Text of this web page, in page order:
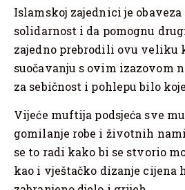
Islamskoj zajednici je obaveza
solidarnost i da pomognu
zajedno prebrodili ovu veliku
suočavanju s ovim izazovom
za sebičnost i pohlepu bilo
Vijeće muftija podsjeća sve
gomilanje robe i životnih
se to radi kako bi se stvorio
kao i vještačko dizanje cijena